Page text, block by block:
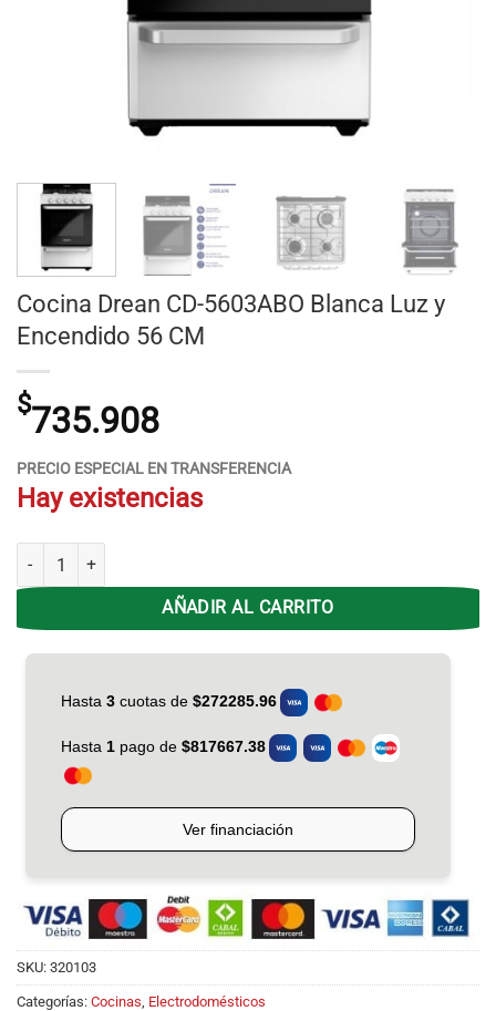
Cocina Drean CD-5603ABO Blanca Luz y
Encendido 56 CM
$735.908
PRECIO ESPECIAL EN TRANSFERENCIA
Hay existencias
Cocina Drean CD-5603ABO Blanca Luz y Encendido 56 CM cantidad
AÑADIR AL CARRITO
SKU: 320103
Categorías: Cocinas Electrodomésticos